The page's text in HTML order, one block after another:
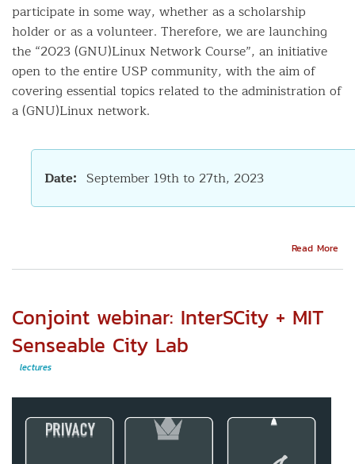
participate in some way, whether as a scholarship
holder or as a volunteer. Therefore, we are launching
the “2023 (GNU)Linux Network Course”, an initiative
open to the entire USP community, with the aim of
covering essential topics related to the administration of
a (GNU)Linux network.
Date September 19th to 27th, 2023
Read More
Conjoint webinar: InterSCity + MIT
Senseable City Lab
lectures